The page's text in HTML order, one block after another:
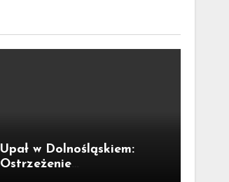
Upał w Dolnośląskiem:
Ostrzeżenie